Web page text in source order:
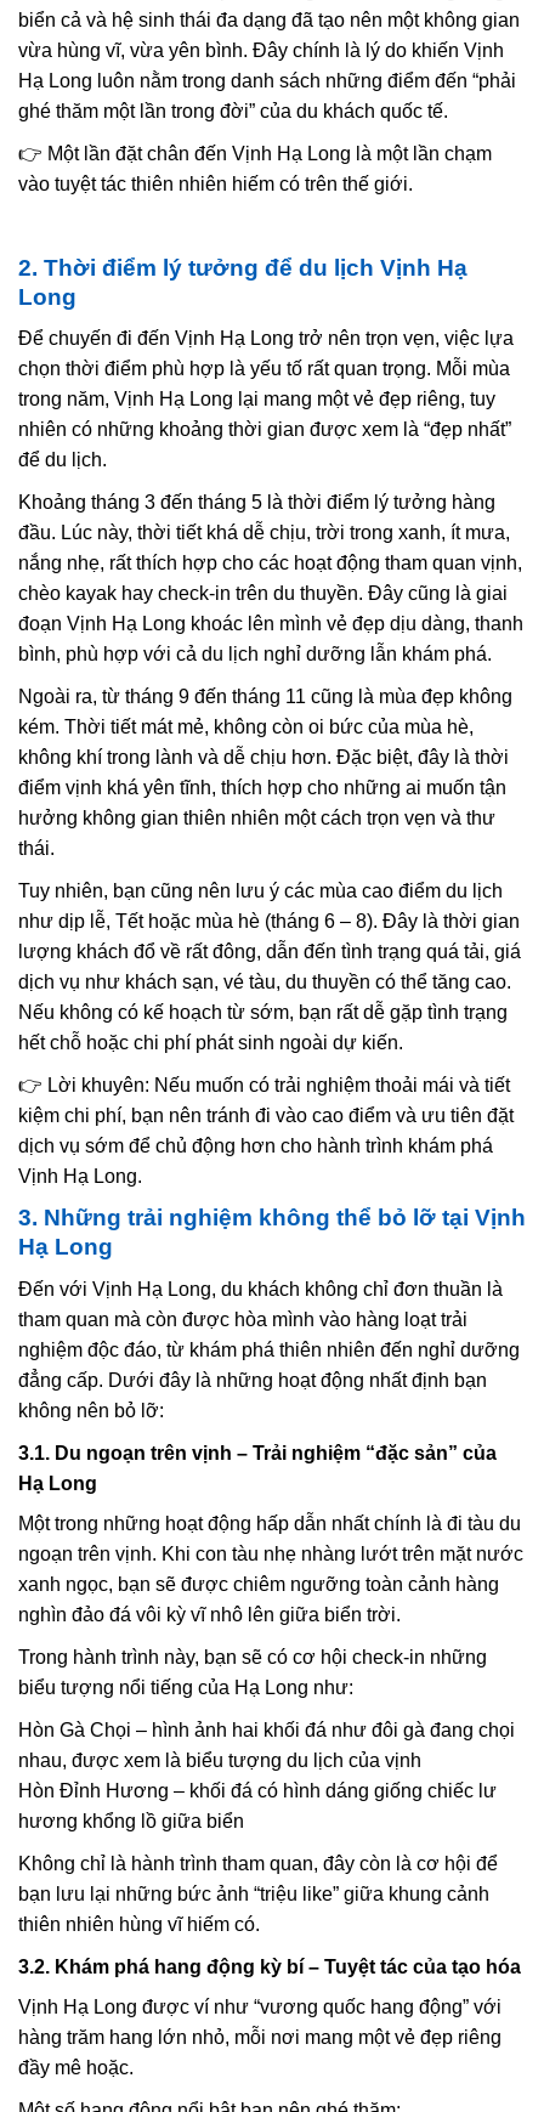
biển cả và hệ sinh thái đa dạng đã tạo nên một không gian
vừa hùng vĩ, vừa yên bình. Đây chính là lý do khiến Vịnh
Hạ Long luôn nằm trong danh sách những điểm đến “phải
ghé thăm một lần trong đời” của du khách quốc tế.
👉 Một lần đặt chân đến Vịnh Hạ Long là một lần chạm
vào tuyệt tác thiên nhiên hiếm có trên thế giới.
2. Thời điểm lý tưởng để du lịch Vịnh Hạ
Long
Để chuyến đi đến Vịnh Hạ Long trở nên trọn vẹn, việc lựa
chọn thời điểm phù hợp là yếu tố rất quan trọng. Mỗi mùa
trong năm, Vịnh Hạ Long lại mang một vẻ đẹp riêng, tuy
nhiên có những khoảng thời gian được xem là “đẹp nhất”
để du lịch.
Khoảng tháng 3 đến tháng 5 là thời điểm lý tưởng hàng
đầu. Lúc này, thời tiết khá dễ chịu, trời trong xanh, ít mưa,
nắng nhẹ, rất thích hợp cho các hoạt động tham quan vịnh,
chèo kayak hay check-in trên du thuyền. Đây cũng là giai
đoạn Vịnh Hạ Long khoác lên mình vẻ đẹp dịu dàng, thanh
bình, phù hợp với cả du lịch nghỉ dưỡng lẫn khám phá.
Ngoài ra, từ tháng 9 đến tháng 11 cũng là mùa đẹp không
kém. Thời tiết mát mẻ, không còn oi bức của mùa hè,
không khí trong lành và dễ chịu hơn. Đặc biệt, đây là thời
điểm vịnh khá yên tĩnh, thích hợp cho những ai muốn tận
hưởng không gian thiên nhiên một cách trọn vẹn và thư
thái.
Tuy nhiên, bạn cũng nên lưu ý các mùa cao điểm du lịch
như dịp lễ, Tết hoặc mùa hè (tháng 6 – 8). Đây là thời gian
lượng khách đổ về rất đông, dẫn đến tình trạng quá tải, giá
dịch vụ như khách sạn, vé tàu, du thuyền có thể tăng cao.
Nếu không có kế hoạch từ sớm, bạn rất dễ gặp tình trạng
hết chỗ hoặc chi phí phát sinh ngoài dự kiến.
👉 Lời khuyên: Nếu muốn có trải nghiệm thoải mái và tiết
kiệm chi phí, bạn nên tránh đi vào cao điểm và ưu tiên đặt
dịch vụ sớm để chủ động hơn cho hành trình khám phá
Vịnh Hạ Long.
3. Những trải nghiệm không thể bỏ lỡ tại Vịnh
Hạ Long
Đến với Vịnh Hạ Long, du khách không chỉ đơn thuần là
tham quan mà còn được hòa mình vào hàng loạt trải
nghiệm độc đáo, từ khám phá thiên nhiên đến nghỉ dưỡng
đẳng cấp. Dưới đây là những hoạt động nhất định bạn
không nên bỏ lỡ:
3.1. Du ngoạn trên vịnh – Trải nghiệm “đặc sản” của
Hạ Long
Một trong những hoạt động hấp dẫn nhất chính là đi tàu du
ngoạn trên vịnh. Khi con tàu nhẹ nhàng lướt trên mặt nước
xanh ngọc, bạn sẽ được chiêm ngưỡng toàn cảnh hàng
nghìn đảo đá vôi kỳ vĩ nhô lên giữa biển trời.
Trong hành trình này, bạn sẽ có cơ hội check-in những
biểu tượng nổi tiếng của Hạ Long như:
Hòn Gà Chọi – hình ảnh hai khối đá như đôi gà đang chọi
nhau, được xem là biểu tượng du lịch của vịnh
Hòn Đỉnh Hương – khối đá có hình dáng giống chiếc lư
hương khổng lồ giữa biển
Không chỉ là hành trình tham quan, đây còn là cơ hội để
bạn lưu lại những bức ảnh “triệu like” giữa khung cảnh
thiên nhiên hùng vĩ hiếm có.
3.2. Khám phá hang động kỳ bí – Tuyệt tác của tạo hóa
Vịnh Hạ Long được ví như “vương quốc hang động” với
hàng trăm hang lớn nhỏ, mỗi nơi mang một vẻ đẹp riêng
đầy mê hoặc.